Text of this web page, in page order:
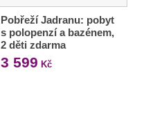
Pobřeží Jadranu: pobyt
s polopenzí a bazénem,
2 děti zdarma
3 599 Kč